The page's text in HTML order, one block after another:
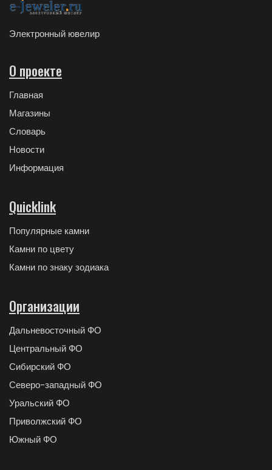
Электронный ювелир
О проекте
Главная
Магазины
Словарь
Новости
Информация
Quicklink
Популярные камни
Камни по цвету
Камни по знаку зодиака
Организации
Дальневосточный ФО
Центральный ФО
Сибирский ФО
Северо-западный ФО
Уральский ФО
Приволжский ФО
Южный ФО